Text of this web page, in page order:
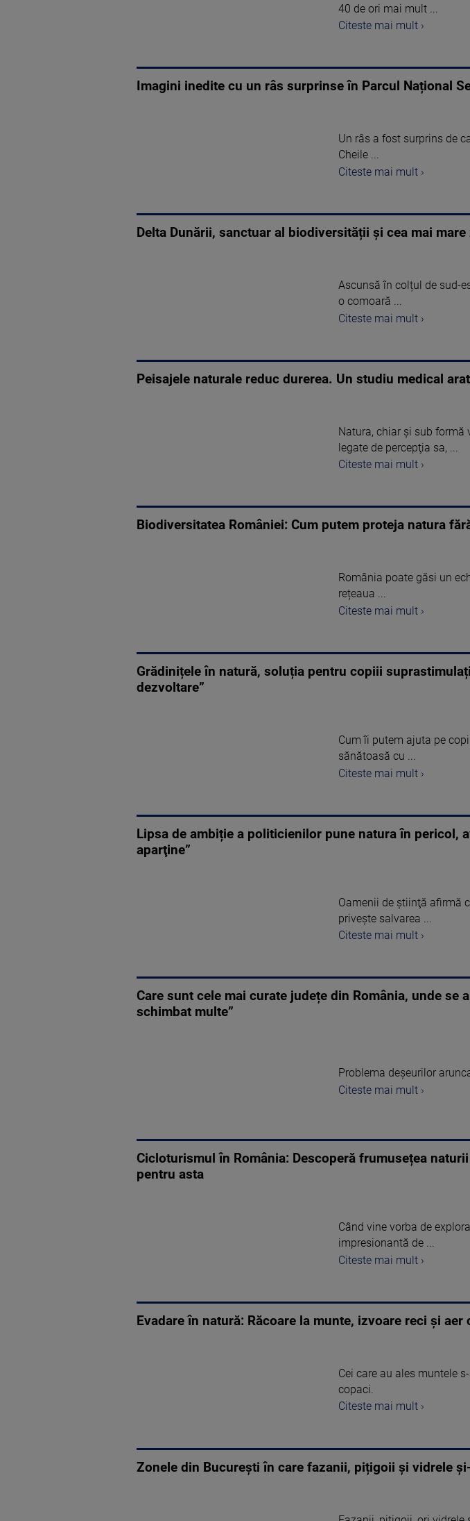
40 de ori mai mult ...
Citeste mai mult ›
Imagini inedite cu un râs surprinse în Parcul Național
Un râs a fost surprins de
Cheile ...
Citeste mai mult ›
Delta Dunării, sanctuar al biodiversității și cea mai
Ascunsă în colțul de sud-
o comoară ...
Citeste mai mult ›
Peisajele naturale reduc durerea. Un studiu medical
Natura, chiar şi sub formă
legate de percepţia sa, ...
Citeste mai mult ›
Biodiversitatea României: Cum putem proteja natura
România poate găsi un
rețeaua ...
Citeste mai mult ›
Grădinițele în natură, soluția pentru copiii
dezvoltare”
Cum îi putem ajuta pe
sănătoasă cu ...
Citeste mai mult ›
Lipsa de ambiție a politicienilor pune natura în pericol,
aparţine”
Oamenii de ştiinţă afirmă
priveşte salvarea ...
Citeste mai mult ›
Care sunt cele mai curate județe din România, unde se
schimbat multe”
Problema deșeurilor
Citeste mai mult ›
Cicloturismul în România: Descoperă frumusețea
pentru asta
Când vine vorba de
impresionantă de ...
Citeste mai mult ›
Evadare în natură: Răcoare la munte, izvoare reci și
Cei care au ales muntele
copaci.
Citeste mai mult ›
Zonele din București în care fazanii, pițigoii și vidrele